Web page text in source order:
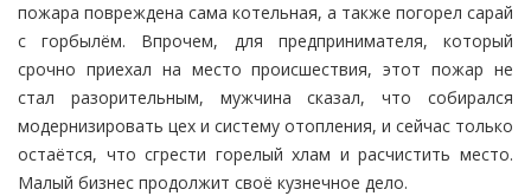
пожара повреждена сама котельная, а также погорел сарай
с горбылём. Впрочем, для предпринимателя, который
срочно приехал на место происшествия, этот пожар не
стал разорительным, мужчина сказал, что собирался
модернизировать цех и систему отопления, и сейчас только
остаётся, что сгрести горелый хлам и расчистить место.
Малый бизнес продолжит своё кузнечное дело.